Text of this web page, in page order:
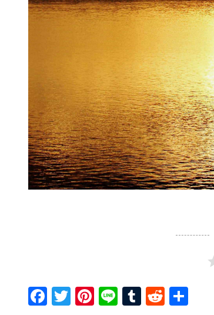
Facebook
Twitter
Pinterest
LineTumblr
Reddit